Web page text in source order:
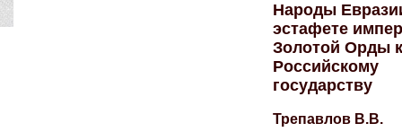
Народы
эстафете
Золотой Орды к
Российскому
государству
Трепавлов В.В.